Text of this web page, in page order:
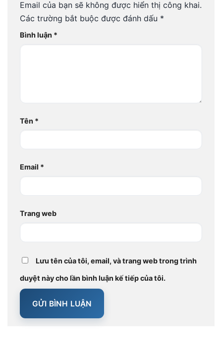
Email của bạn sẽ không được hiển thị công khai.
Các trường bắt buộc được đánh dấu *
Bình luận *
Tên *
Email *
Trang web
Lưu tên của tôi, email, và trang web trong trình
duyệt này cho lần bình luận kế tiếp của tôi.